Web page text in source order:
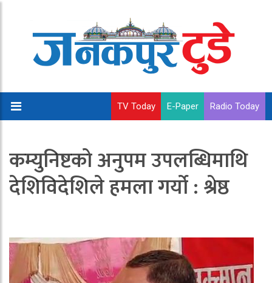
TV Today E-Paper Radio Today
कम्युनिष्टको अनुपम उपलब्धिमाथि
देशिविदेशिले हमला गर्यो : श्रेष्ठ